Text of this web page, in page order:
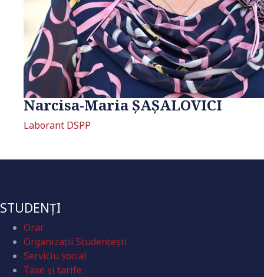
Narcisa-Maria ȘAȘALOVICI
Laborant DSPP
STUDENȚI
Orar
Organizaţii Studenţeşti
Serviciu social
Taxe și tarife